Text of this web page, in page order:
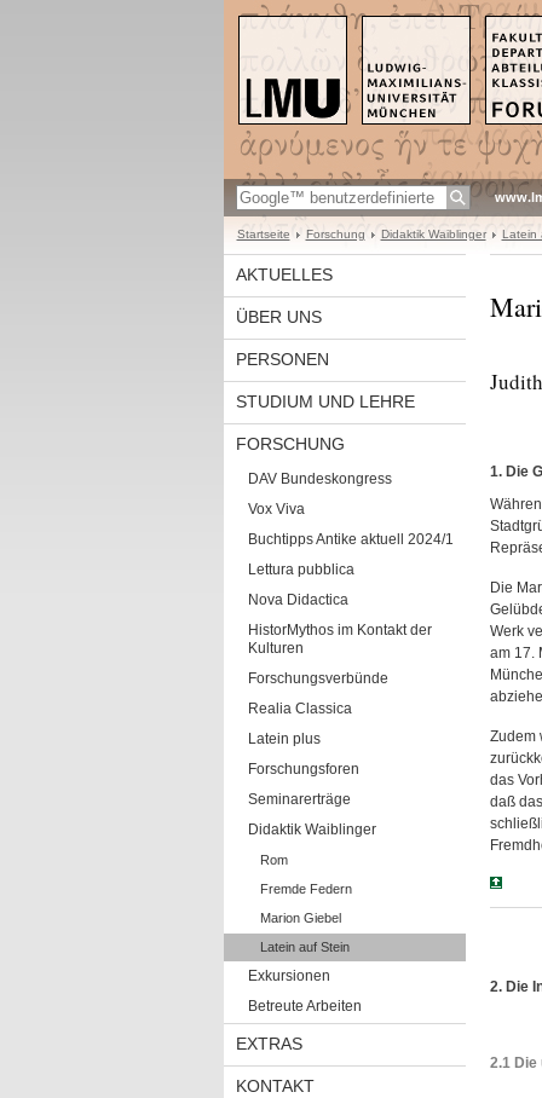
Startseite Forschung Didaktik Waiblinger Latein
AKTUELLES
ÜBER UNS
PERSONEN
STUDIUM UND LEHRE
FORSCHUNG
DAV Bundeskongress
Vox Viva
Buchtipps Antike aktuell 2024/1
Lettura pubblica
Nova Didactica
HistorMythos im Kontakt der
Kulturen
Forschungsverbünde
Realia Classica
Latein plus
Forschungsforen
Seminarerträge
Didaktik Waiblinger
Rom
Fremde Federn
Marion Giebel
Latein auf Stein
Exkursionen
Betreute Arbeiten
EXTRAS
KONTAKT
1. Die
Die
Werk
am 17.
Zudem
das
daß
2. Die
2.1